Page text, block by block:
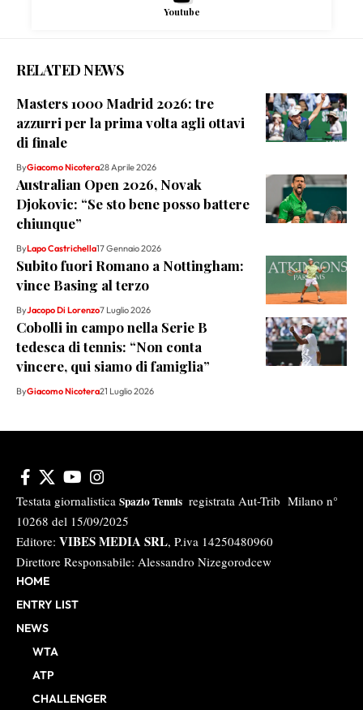
Youtube
RELATED NEWS
Masters 1000 Madrid 2026: tre
azzurri per la prima volta agli ottavi
di finale
ByGiacomo Nicotera28 Aprile 2026
Australian Open 2026, Novak
Djokovic: “Se sto bene posso battere
chiunque”
ByLapo Castrichella17 Gennaio 2026
Subito fuori Romano a Nottingham:
vince Basing al terzo
ByJacopo Di Lorenzo7 Luglio 2026
Cobolli in campo nella Serie B
tedesca di tennis: “Non conta
vincere, qui siamo di famiglia”
ByGiacomo Nicotera21 Luglio 2026
Testata giornalistica Spazio Tennis registrata Aut-Trib Milano n°
10268 del 15/09/2025
Editore: VIBES MEDIA SRL, P.iva 14250480960
Direttore Responsabile: Alessandro Nizegorodcew
HOME
ENTRY LIST
NEWS
WTA
ATP
CHALLENGER